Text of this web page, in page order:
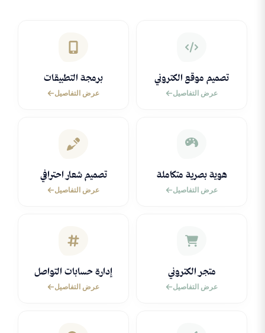
تصميم موقع الكتروني
عرض التفاصيل
برمجة التطبيقات
عرض التفاصيل
هوية بصرية متكاملة
عرض التفاصيل
تصميم شعار احترافي
عرض التفاصيل
متجر الكتروني
عرض التفاصيل
إدارة حسابات التواصل
عرض التفاصيل